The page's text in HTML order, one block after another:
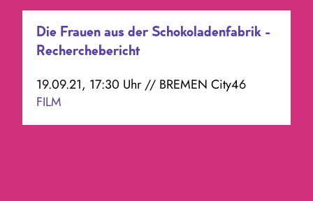
Die Frauen aus der Schokoladenfabrik -
Recherchebericht
19.09.21, 17:30 Uhr // BREMEN City46
FILM